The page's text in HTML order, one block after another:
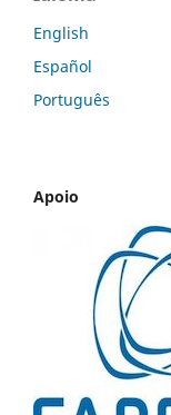
English
Español
Português
Apoio